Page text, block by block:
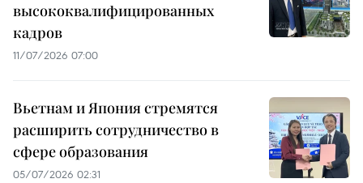
высококвалифицированных
кадров
11/07/2026 07:00
Вьетнам и Япония стремятся
расширить сотрудничество в
сфере образования
05/07/2026 02:31